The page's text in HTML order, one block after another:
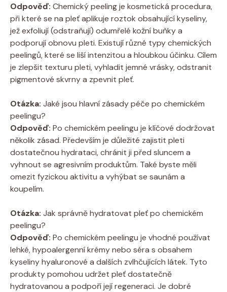
Odpověď: Chemický peeling je kosmetická procedura,
při které se na pleť aplikuje roztok obsahující kyseliny,
jež exfoliují (odstraňují) odumřelé kožní buňky a
podporují obnovu pleti. Existují různé typy chemických
peelingů, které se liší intenzitou a hloubkou účinku. Cílem
je zlepšit texturu pleti, vyhladit jemné vrásky, odstranit
pigmentové skvrny a zpevnit pleť.
Otázka: Jaké jsou hlavní zásady péče po chemickém
peelingu?
Odpověď: Po chemickém peelingu je klíčové dodržovat
několik zásad. Především je důležité zajistit pleti
dostatečnou hydrataci, chránit ji před sluncem a
vyhnout se agresivním produktům. Také byste měli
omezit fyzickou aktivitu a vyhýbat se saunám a
koupelím.
Otázka: Jak správně hydratovat pleť po chemickém
peelingu?
Odpověď: Po chemickém peelingu je vhodné používat
lehké, hypoalergenní krémy nebo séra s obsahem
kyseliny hyaluronové a dalších zvlhčujících látek. Tyto
produkty pomohou udržet pleť dostatečně
hydratovanou a podpoří její regeneraci. Je dobré